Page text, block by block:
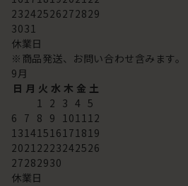
23242526272829
3031
休業日
※商品発送、お問い合わせ含みます。
9月
日 月 火 水 木 金 土
1 2 3 4 5
6 7 8 9 101112
13141516171819
20212223242526
27282930
休業日